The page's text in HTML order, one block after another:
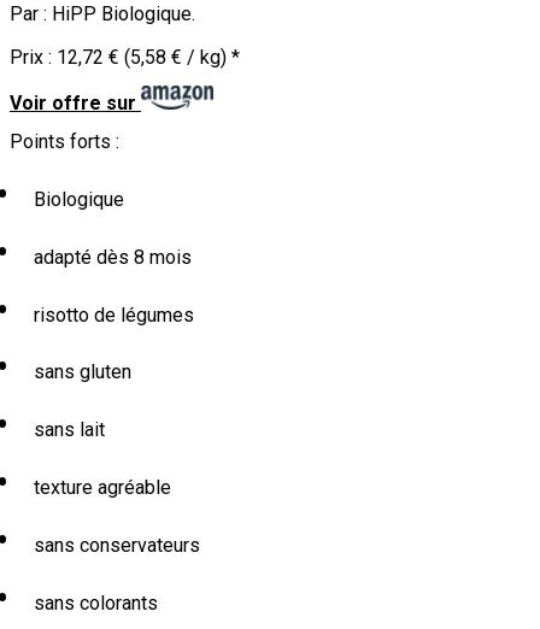
Par : HiPP Biologique.
Prix : 12,72 € (5,58 € / kg) *
Voir offre sur
Points forts :
Biologique
adapté dès 8 mois
risotto de légumes
sans gluten
sans lait
texture agréable
sans conservateurs
sans colorants